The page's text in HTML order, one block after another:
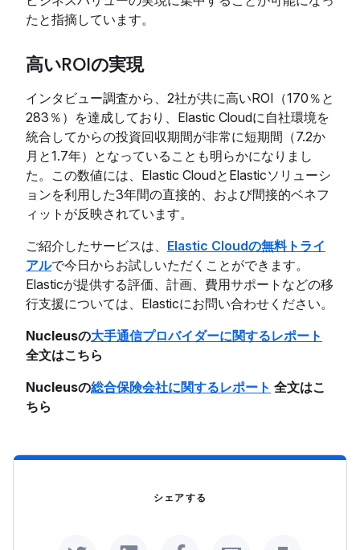
たと指摘しています。
高いROIの実現
インタビュー調査から、2社が共に高いROI（170％と
283％）を達成しており、Elastic Cloudに自社環境を
統合してからの投資回収期間が非常に短期間（7.2か
月と1.7年）となっていることも明らかになりまし
た。この数値には、Elastic CloudとElasticソリューシ
ョンを利用した3年間の直接的、および間接的ベネフ
ィットが反映されています。
ご紹介したサービスは、 Elastic Cloudの無料トライ
アルで今日からお試しいただくことができます。
Elasticが提供する評価、計画、費用サポートなどの移
行支援については、Elasticにお問い合わせください。
Nucleusの大手通信プロバイダーに関するレポート
全文はこちら
Nucleusの総合保険会社に関するレポート 全文はこ
ちら
シェアする